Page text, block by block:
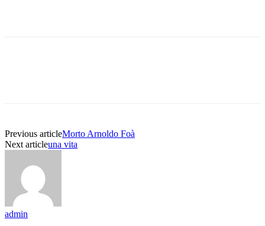
Previous articleMorto Arnoldo Foà
Next articleuna vita
admin